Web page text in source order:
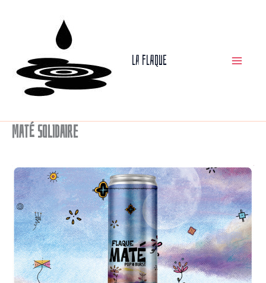
contenu
La Flaque
Maté solidaire